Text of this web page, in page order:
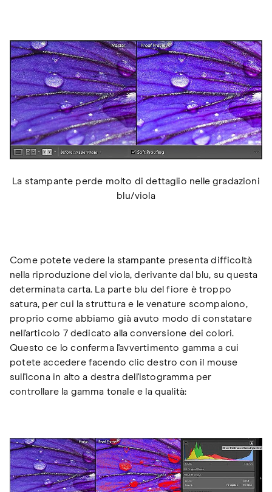
La stampante perde molto di dettaglio nelle gradazioni
blu/viola
Come potete vedere la stampante presenta difficoltà
nella riproduzione del viola, derivante dal blu, su questa
determinata carta. La parte blu del fiore è troppo
satura, per cui la struttura e le venature scompaiono,
proprio come abbiamo già avuto modo di constatare
nell'articolo 7 dedicato alla conversione dei colori.
Questo ce lo conferma l'avvertimento gamma a cui
potete accedere facendo clic destro con il mouse
sull'icona in alto a destra dell'istogramma per
controllare la gamma tonale e la qualità: